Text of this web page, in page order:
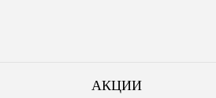
АКЦИИ